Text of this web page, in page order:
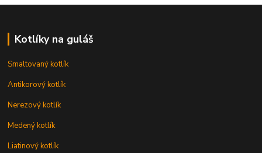
Kotlíky na guláš
Smaltovaný kotlík
Antikorový kotlík
Nerezový kotlík
Medený kotlík
Liatinový kotlík